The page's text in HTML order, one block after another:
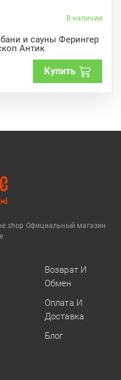
В наличии
и сауны Ферингер
Антик
Купить
Официальный магазин
Возврат И
Обмен
Оплата И
Доставка
Блог